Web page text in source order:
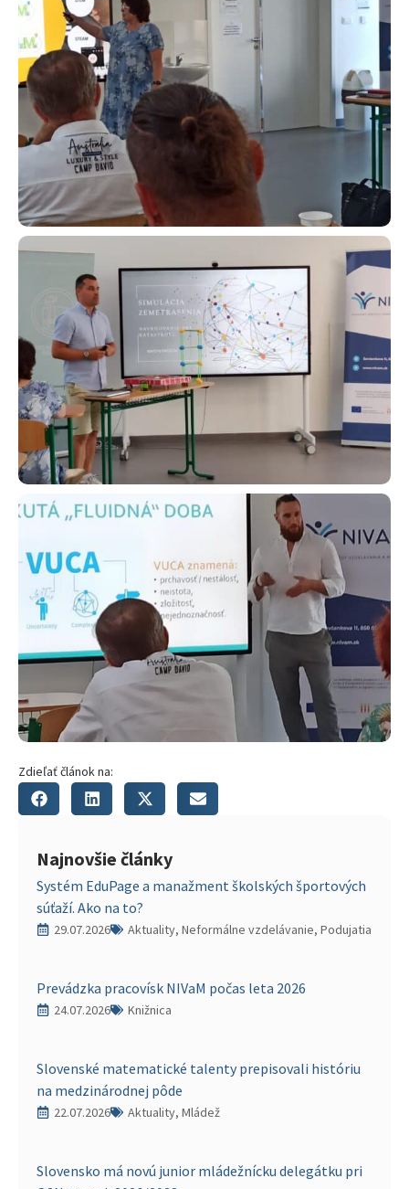
Zdieľať článok na:
Najnovšie články
Systém EduPage a manažment školských športových
súťaží. Ako na to?
29.07.2026 Aktuality, Neformálne vzdelávanie, Podujatia
Prevádzka pracovísk NIVaM počas leta 2026
24.07.2026 Knižnica
Slovenské matematické talenty prepisovali históriu
na medzinárodnej pôde
22.07.2026 Aktuality, Mládež
Slovensko má novú junior mládežnícku delegátku pri